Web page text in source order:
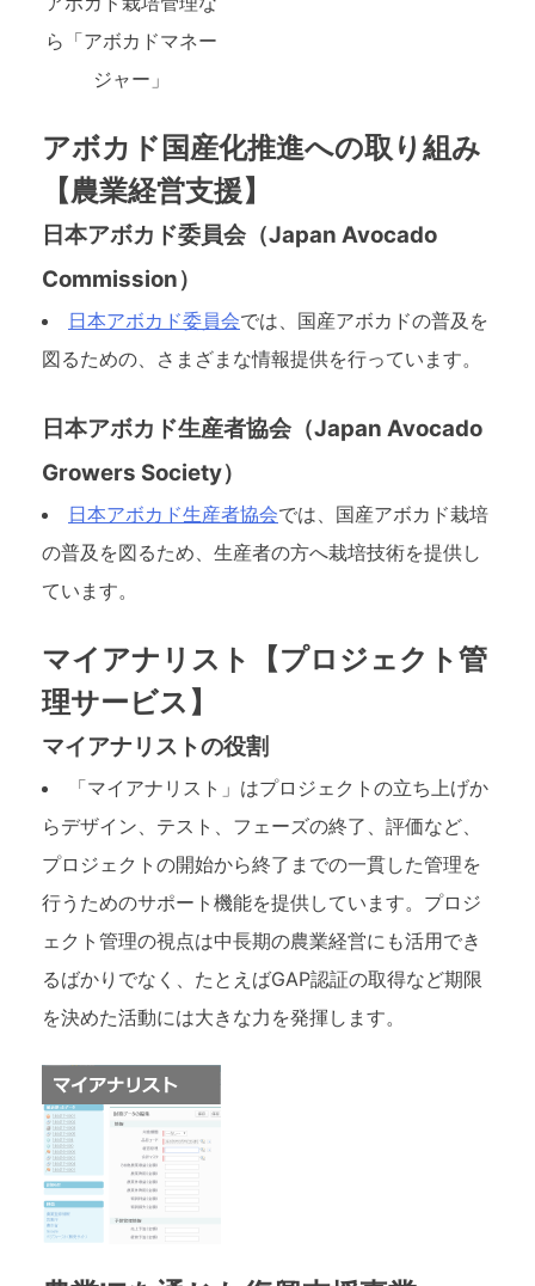
ら「アボカドマネー
ジャー」
アボカド国産化推進への取り組み
【農業経営支援】
日本アボカド委員会（Japan Avocado
Commission）
日本アボカド委員会では、国産アボカドの普及を
図るための、さまざまな情報提供を行っています。
日本アボカド生産者協会（Japan Avocado
Growers Society）
日本アボカド生産者協会では、国産アボカド栽培
の普及を図るため、生産者の方へ栽培技術を提供し
ています。
マイアナリスト【プロジェクト管
理サービス】
マイアナリストの役割
「マイアナリスト」はプロジェクトの立ち上げか
らデザイン、テスト、フェーズの終了、評価など、
プロジェクトの開始から終了までの一貫した管理を
行うためのサポート機能を提供しています。プロジ
ェクト管理の視点は中長期の農業経営にも活用でき
るばかりでなく、たとえばGAP認証の取得など期限
を決めた活動には大きな力を発揮します。